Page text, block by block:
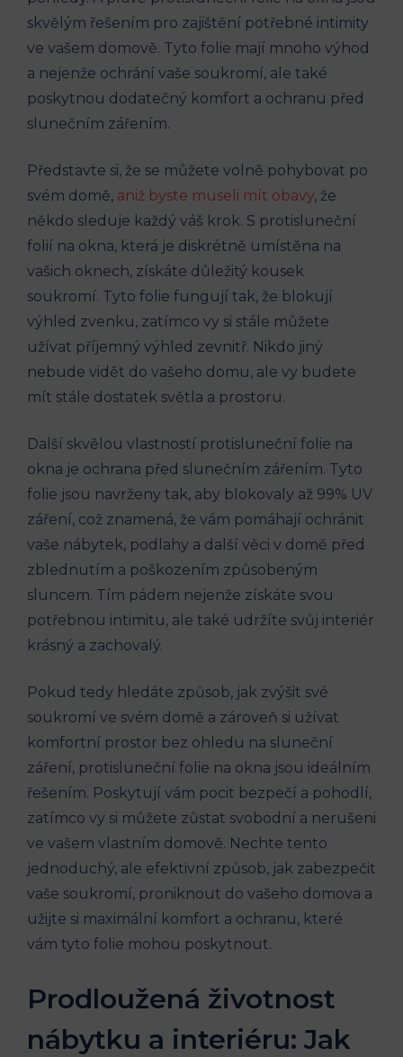
skvělým řešením pro zajištění potřebné intimity
ve vašem domově. Tyto folie mají mnoho výhod
a nejenže ochrání vaše soukromí, ale také
poskytnou dodatečný komfort a ochranu před
slunečním zářením.
Představte si, že se můžete volně pohybovat po
svém domě, aniž byste museli mít obavy, že
někdo sleduje každý váš krok. S protisluneční
folií na okna, která je diskrétně umístěna na
vašich oknech, získáte důležitý kousek
soukromí. Tyto folie fungují tak, že blokují
výhled zvenku, zatímco vy si stále můžete
užívat příjemný výhled zevnitř. Nikdo jiný
nebude vidět do vašeho domu, ale vy budete
mít stále dostatek světla a prostoru.
Další skvělou vlastností protisluneční folie na
okna je ochrana před slunečním zářením. Tyto
folie jsou navrženy tak, aby blokovaly až 99% UV
záření, což znamená, že vám pomáhají ochránit
vaše nábytek, podlahy a další věci v domě před
zblednutím a poškozením způsobeným
sluncem. Tím pádem nejenže získáte svou
potřebnou intimitu, ale také udržíte svůj interiér
krásný a zachovalý.
Pokud tedy hledáte způsob, jak zvýšit své
soukromí ve svém domě a zároveň si užívat
komfortní prostor bez ohledu na sluneční
záření, protisluneční folie na okna jsou ideálním
řešením. Poskytují vám pocit bezpečí a pohodlí,
zatímco vy si můžete zůstat svobodní a nerušeni
ve vašem vlastním domově. Nechte tento
jednoduchý, ale efektivní způsob, jak zabezpečit
vaše soukromí, proniknout do vašeho domova a
užijte si maximální komfort a ochranu, které
vám tyto folie mohou poskytnout.
Prodloužená životnost
nábytku a interiéru: Jak